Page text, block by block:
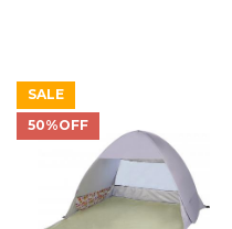
SALE
50%OFF